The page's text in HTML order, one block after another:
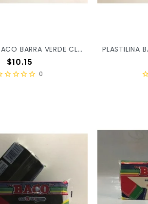
PLASTILINA BACO BARRA VERDE CLARO 55 X/100
Precio
$10.15
0